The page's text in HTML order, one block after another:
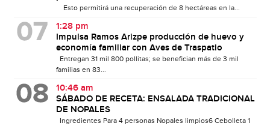
Esto permitirá una recuperación de 8 hectáreas en la...
1:28 pm
Impulsa Ramos Arizpe producción de huevo y
economía familiar con Aves de Traspatio
Entregan 31 mil 800 pollitas; se benefician más de 3 mil
familias en 83...
10:46 am
SÁBADO DE RECETA: ENSALADA TRADICIONAL
DE NOPALES
Ingredientes Para 4 personas Nopales limpios6 Cebolleta 1